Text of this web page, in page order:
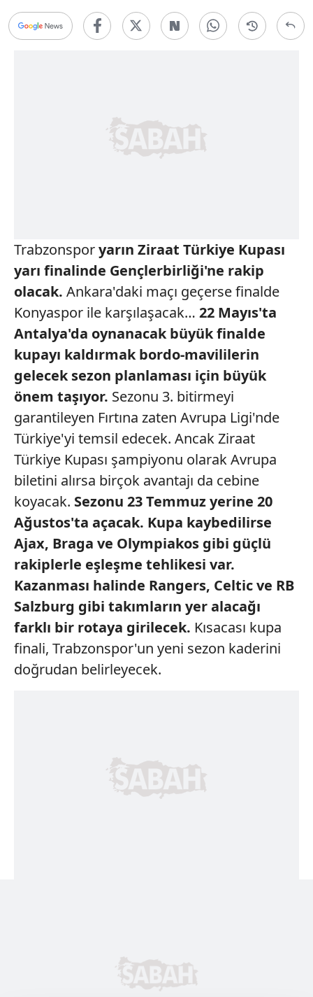
Trabzonsporyarın Ziraat Türkiye Kupası
yarı finalinde Gençlerbirliği'ne rakip
olacak. Ankara'daki maçı geçerse finalde
Konyaspor ile karşılaşacak… 22 Mayıs'ta
Antalya'da oynanacak büyük finalde
kupayı kaldırmak bordo-mavililerin
gelecek sezon planlaması için büyük
önem taşıyor. Sezonu 3. bitirmeyi
garantileyen Fırtına zaten Avrupa Ligi'nde
Türkiye'yi temsil edecek. Ancak Ziraat
Türkiye Kupası şampiyonu olarak Avrupa
biletini alırsa birçok avantajı da cebine
koyacak. Sezonu 23 Temmuz yerine 20
Ağustos'ta açacak. Kupa kaybedilirse
Ajax, Braga ve Olympiakos gibi güçlü
rakiplerle eşleşme tehlikesi var.
Kazanması halinde Rangers, Celtic ve RB
Salzburg gibi takımların yer alacağı
farklı bir rotaya girilecek. Kısacası kupa
finali, Trabzonspor'un yeni sezon kaderini
doğrudan belirleyecek.